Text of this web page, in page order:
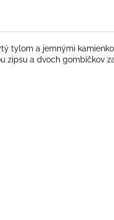
tylom a jemnými
zipsu a dvoch gombíčkov